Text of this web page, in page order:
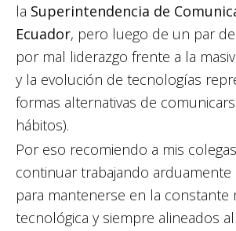
la Superintendencia de
Ecuador, pero luego de un par
por mal liderazgo frente a la
y la evolución de tecnologías
formas alternativas de
hábitos).
Por eso recomiendo a mis
continuar trabajando arduamente
para mantenerse en la constante
tecnológica y siempre alineados